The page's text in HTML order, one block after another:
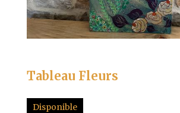
Tableau Fleurs
Disponible